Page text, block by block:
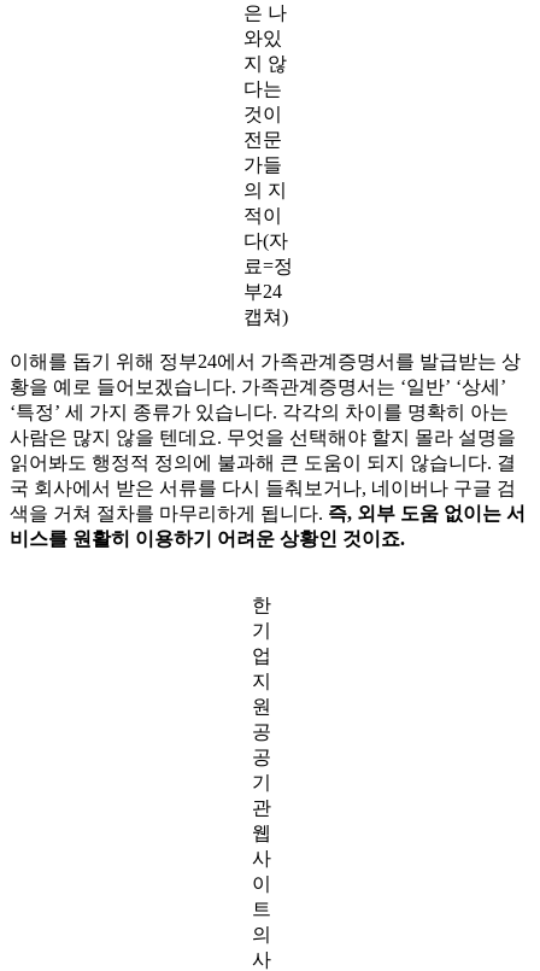
은 나
와있
지 않
다는
것이
전문
가들
의 지
적이
다(자
료=정
부24
캡쳐)
이해를 돕기 위해 정부24에서 가족관계증명서를 발급받는 상
황을 예로 들어보겠습니다. 가족관계증명서는 ‘일반’ ‘상세’
‘특정’ 세 가지 종류가 있습니다. 각각의 차이를 명확히 아는
사람은 많지 않을 텐데요. 무엇을 선택해야 할지 몰라 설명을
읽어봐도 행정적 정의에 불과해 큰 도움이 되지 않습니다. 결
국 회사에서 받은 서류를 다시 들춰보거나, 네이버나 구글 검
색을 거쳐 절차를 마무리하게 됩니다. 즉, 외부 도움 없이는 서
비스를 원활히 이용하기 어려운 상황인 것이죠.
한
기
업
지
원
공
공
기
관
웹
사
이
트
의
사